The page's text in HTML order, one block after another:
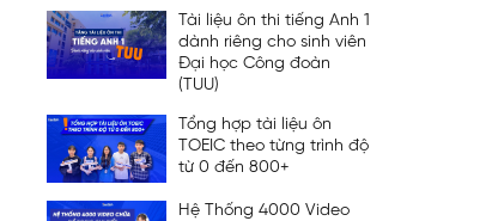
Tài liệu ôn thi tiếng Anh 1
dành riêng cho sinh viên
Đại học Công đoàn
(TUU)
Tổng hợp tài liệu ôn
TOEIC theo từng trình độ
từ 0 đến 800+
Hệ Thống 4000 Video